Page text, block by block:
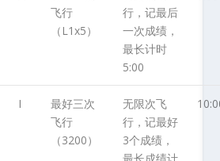
飞行
（L1x5）
行，记最后
一次成绩，
最长计时
5:00
I
最好三次
飞行
（3200）
无限次飞
行，记最好
3个成绩，